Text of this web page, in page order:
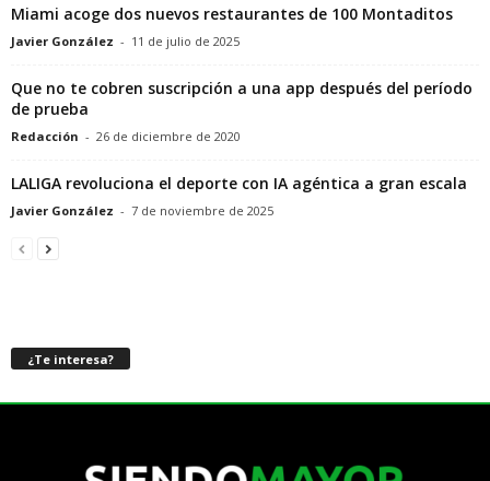
Miami acoge dos nuevos restaurantes de 100 Montaditos
Javier González - 11 de julio de 2025
Que no te cobren suscripción a una app después del período
de prueba
Redacción - 26 de diciembre de 2020
LALIGA revoluciona el deporte con IA agéntica a gran escala
Javier González - 7 de noviembre de 2025
¿Te interesa?